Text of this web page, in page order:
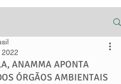
ANAMMA APONTA
ÓRGÃOS AMBIENTAIS
2022